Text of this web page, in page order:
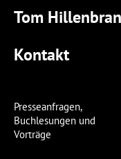
Tom
Kontakt
Presseanfragen,
Buchlesungen und
Vorträge